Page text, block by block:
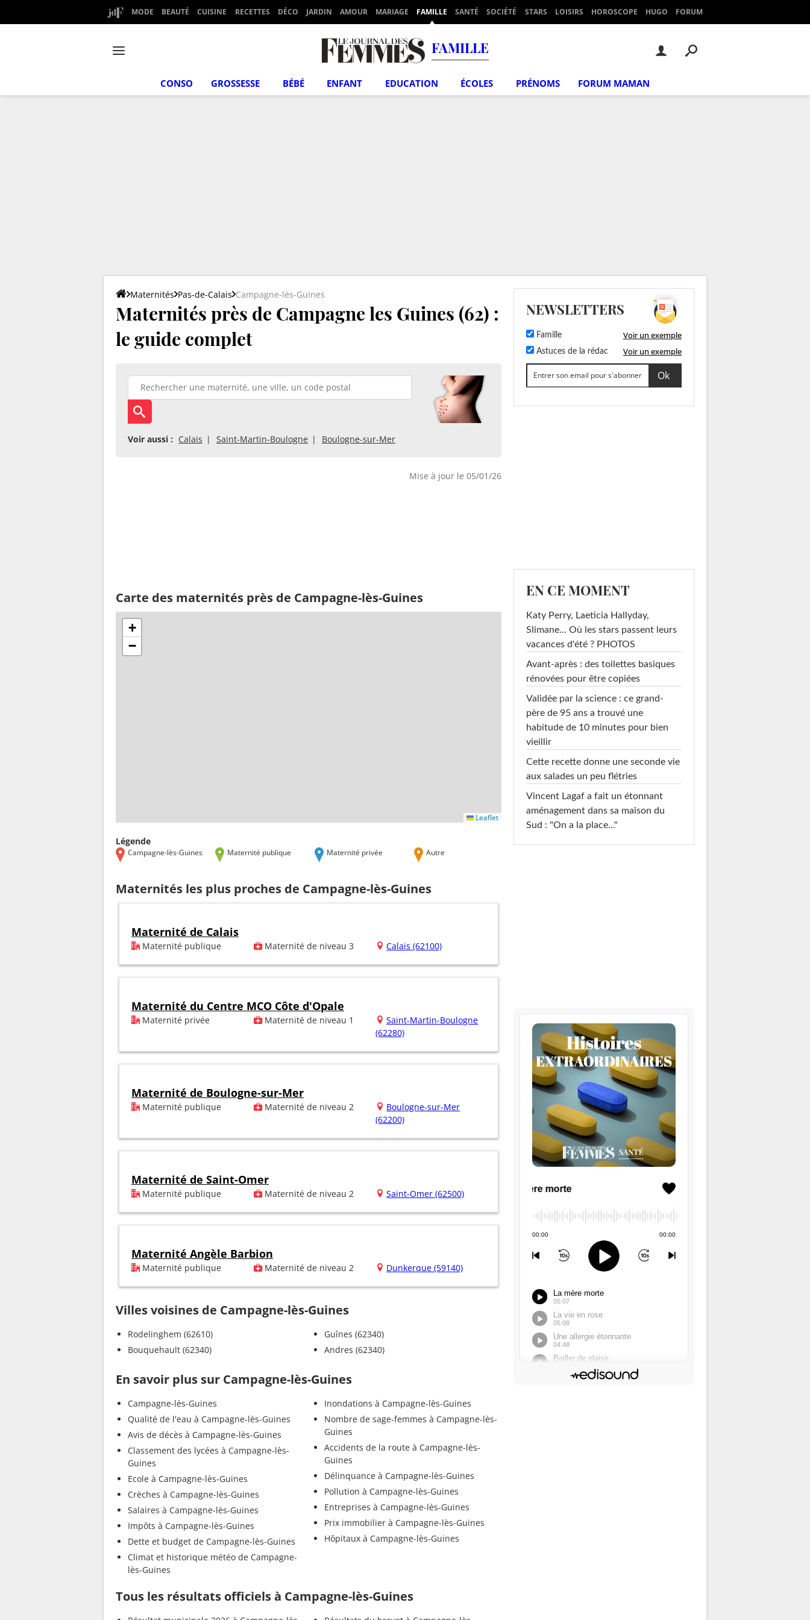
MODE BEAUTÉ CUISINE RECETTES DÉCO JARDIN AMOUR MARIAGE FAMILLE SANTÉ SOCIÉTÉ STARS LOISIRS HOROSCOPE HUGO FORUM
FAMILLE
CONSO GROSSESSE BÉBÉ ENFANT EDUCATION ÉCOLES PRÉNOMS FORUM MAMAN
Maternités Pas-de-Calais Campagne-lès-Guines
Maternités près de Campagne les Guines (62) :
le guide complet
Voir aussi : Calais Saint-Martin-Boulogne Boulogne-sur-Mer
Mise à jour le 05/01/26
Carte des maternités près de Campagne-lès-Guines
+
−
Leaflet
Légende
Campagne-lès-Guines Maternité publique Maternité privée Autre
Maternités les plus proches de Campagne-lès-Guines
Maternité de Calais
Maternité publique Maternité de niveau 3 Calais (62100)
Maternité du Centre MCO Côte d'Opale
Maternité privée Maternité de niveau 1
Saint-Martin-Boulogne
(62280)
Maternité de Boulogne-sur-Mer
Maternité publique Maternité de niveau 2
Boulogne-sur-Mer
(62200)
Maternité de Saint-Omer
Maternité publique Maternité de niveau 2 Saint-Omer (62500)
Maternité Angèle Barbion
Maternité publique Maternité de niveau 2 Dunkerque (59140)
Villes voisines de Campagne-lès-Guines
Rodelinghem (62610)
Bouquehault (62340)
Guînes (62340)
Andres (62340)
En savoir plus sur Campagne-lès-Guines
Campagne-lès-Guines
Qualité de l'eau à Campagne-lès-Guines
Avis de décès à Campagne-lès-Guines
Classement des lycées à Campagne-lès-
Guines
Ecole à Campagne-lès-Guines
Crèches à Campagne-lès-Guines
Salaires à Campagne-lès-Guines
Impôts à Campagne-lès-Guines
Dette et budget de Campagne-lès-Guines
Climat et historique météo de Campagne-
lès-Guines
Inondations à Campagne-lès-Guines
Nombre de sage-femmes à Campagne-lès-
Guines
Accidents de la route à Campagne-lès-
Guines
Délinquance à Campagne-lès-Guines
Pollution à Campagne-lès-Guines
Entreprises à Campagne-lès-Guines
Prix immobilier à Campagne-lès-Guines
Hôpitaux à Campagne-lès-Guines
Tous les résultats officiels à Campagne-lès-Guines
NEWSLETTERS
Famille Voir un exemple
Astuces de la rédac Voir un exemple
EN CE MOMENT
Katy Perry, Laeticia Hallyday,
Slimane... Où les stars passent leurs
vacances d'été ? PHOTOS
Avant-après : des toilettes basiques
rénovées pour être copiées
Validée par la science : ce grand-
père de 95 ans a trouvé une
habitude de 10 minutes pour bien
vieillir
Cette recette donne une seconde vie
aux salades un peu flétries
Vincent Lagaf a fait un étonnant
aménagement dans sa maison du
Sud : "On a la place..."